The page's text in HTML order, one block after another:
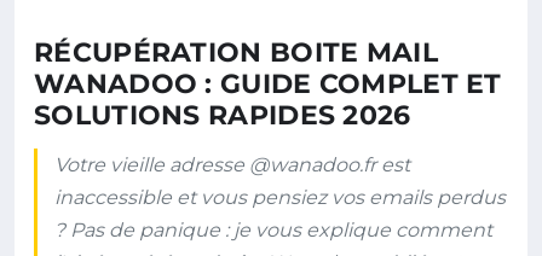
RÉCUPÉRATION BOITE MAIL
WANADOO : GUIDE COMPLET ET
SOLUTIONS RAPIDES 2026
Votre vieille adresse @wanadoo.fr est
inaccessible et vous pensiez vos emails perdus
? Pas de panique : je vous explique comment